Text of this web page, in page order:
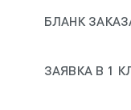
БЛАНК
ЗАЯВКА В 1